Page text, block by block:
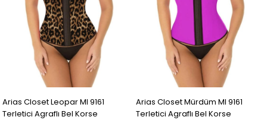
Arias Closet Leopar MI 9161
Terletici Agraflı Bel Korse
Arias Closet Mürdüm MI 9161
Terletici Agraflı Bel Korse